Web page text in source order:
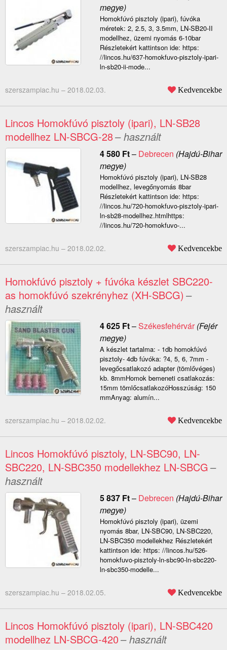
megye)
Homokfúvó pisztoly (ipari), fúvóka
méretek: 2, 2.5, 3, 3.5mm, LN-SB20-II
modellhez, üzemi nyomás 6-10bar
Részletekért kattintson ide: https:
//lincos.hu/637-homokfuvo-pisztoly-ipari-
ln-sb20-ii-mode...
szerszampiac.hu – 2018.02.03. Kedvencekbe
Lincos Homokfúvó pisztoly (ipari), LN-SB28
modellhez LN-SBCG-28– használt
4 580 Ft– Debrecen (Hajdú-Bihar
megye)
Homokfúvó pisztoly (ipari), LN-SB28
modellhez, levegőnyomás 8bar
Részletekért kattintson ide: https:
//lincos.hu/720-homokfuvo-pisztoly-ipari-
ln-sb28-modellhez.htmlhttps:
//lincos.hu/720-homokfuvo-...
szerszampiac.hu – 2018.02.02. Kedvencekbe
Homokfúvó pisztoly + fúvóka készlet SBC220-
as homokfúvó szekrényhez (XH-SBCG) –
használt
4 625 Ft–Székesfehérvár(Fejér
megye)
A készlet tartalma: - 1db homokfúvó
pisztoly- 4db fúvóka: ?4, 5, 6, 7mm -
levegőcsatlakozó adapter (tömlővéges)
kb. 8mmHomok bemeneti csatlakozás:
15mm tömlőcsatlakozóHosszúság: 150
mmAnyag: alumín...
szerszampiac.hu – 2018.02.02. Kedvencekbe
Lincos Homokfúvó pisztoly, LN-SBC90, LN-
SBC220, LN-SBC350 modellekhez LN-SBCG–
használt
5 837 Ft– Debrecen (Hajdú-Bihar
megye)
Homokfúvó pisztoly (ipari), üzemi
nyomás 8bar, LN-SBC90, LN-SBC220,
LN-SBC350 modellekhez Részletekért
kattintson ide: https: //lincos.hu/526-
homokfuvo-pisztoly-ln-sbc90-ln-sbc220-
ln-sbc350-modelle...
szerszampiac.hu – 2018.02.05. Kedvencekbe
Lincos Homokfúvó pisztoly (ipari), LN-SBC420
modellhez LN-SBCG-420– használt